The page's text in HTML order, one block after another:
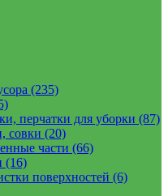
(235)
перчатки для уборки (87)
совки (20)
части (66)
(16)
поверхностей (6)